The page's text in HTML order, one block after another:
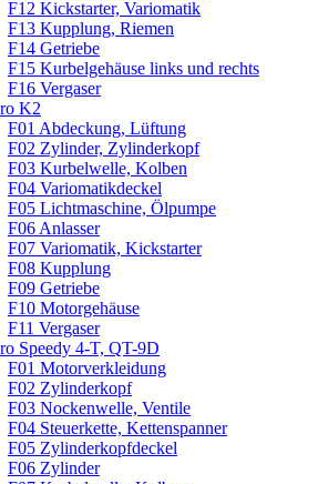
F12 Kickstarter, Variomatik
F13 Kupplung, Riemen
F14 Getriebe
F15 Kurbelgehäuse links und rechts
F16 Vergaser
K2
F01 Abdeckung, Lüftung
F02 Zylinder, Zylinderkopf
F03 Kurbelwelle, Kolben
F04 Variomatikdeckel
F05 Lichtmaschine, Ölpumpe
F06 Anlasser
F07 Variomatik, Kickstarter
F08 Kupplung
F09 Getriebe
F10 Motorgehäuse
F11 Vergaser
Speedy 4-T, QT-9D
F01 Motorverkleidung
F02 Zylinderkopf
F03 Nockenwelle, Ventile
F04 Steuerkette, Kettenspanner
F05 Zylinderkopfdeckel
F06 Zylinder